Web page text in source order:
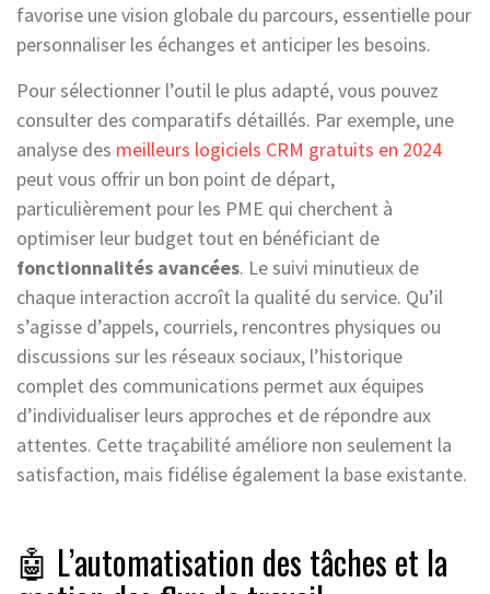
favorise une vision globale du parcours, essentielle pour
personnaliser les échanges et anticiper les besoins.
Pour sélectionner l’outil le plus adapté, vous pouvez
consulter des comparatifs détaillés. Par exemple, une
analyse des meilleurs logiciels CRM gratuits en 2024
peut vous offrir un bon point de départ,
particulièrement pour les PME qui cherchent à
optimiser leur budget tout en bénéficiant de
fonctionnalités avancées. Le suivi minutieux de
chaque interaction accroît la qualité du service. Qu’il
s’agisse d’appels, courriels, rencontres physiques ou
discussions sur les réseaux sociaux, l’historique
complet des communications permet aux équipes
d’individualiser leurs approches et de répondre aux
attentes. Cette traçabilité améliore non seulement la
satisfaction, mais fidélise également la base existante.
🤖 L’automatisation des tâches et la